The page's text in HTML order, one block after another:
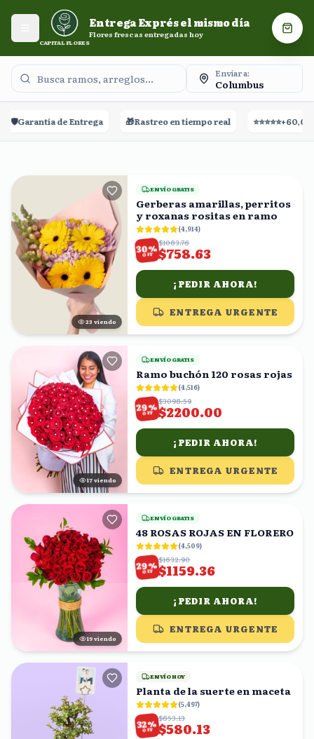
Entrega Exprés el mismo día. Flores frescas entregadas
Abrir menú
CAPITAL FLORES
Entrega Exprés el mismo día
Flores frescas entregadas hoy
Enviar a:
Columbus
🎁Rastreo en tiempo real ⭐⭐⭐⭐⭐+60,000 Reseñas
23 viendo
ENVÍO GRATIS
Gerberas amarillas, perritos
y roxanas rositas en ramo
(4,914)
30%
OFF
$1083.76
$758.63
¡PEDIR AHORA!
ENTREGA URGENTE
17 viendo
ENVÍO GRATIS
Ramo buchón 120 rosas rojas
(4,516)
29%
OFF
$3098.59
$2200.00
¡PEDIR AHORA!
ENTREGA URGENTE
18 viendo
ENVÍO GRATIS
48 ROSAS ROJAS EN FLORERO
(4,509)
29%
OFF
$1632.90
$1159.36
¡PEDIR AHORA!
ENTREGA URGENTE
ENVÍO HOY
Planta de la suerte en maceta
(5,497)
32%
OFF
$853.13
$580.13